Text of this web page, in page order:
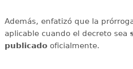
Además, enfatizó que la
aplicable cuando el decreto sea
publicadooficialmente.